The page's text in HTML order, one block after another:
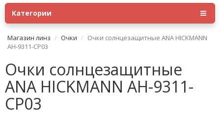
Категории
Магазин линз Очки
Очки солнцезащитные ANA HICKMANN
AH-9311-CP03
Очки солнцезащитные
ANA HICKMANN AH-9311-
CP03